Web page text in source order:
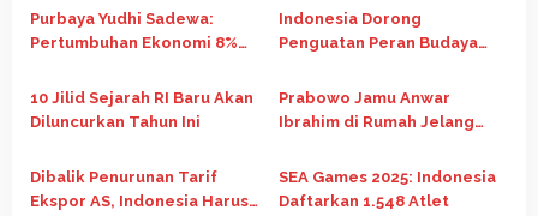
o
Futsal 2026
Purbaya Yudhi Sadewa:
Pertumbuhan Ekonomi 8%
Kelas Jadi Negara Maju
Indonesia Dorong
Penguatan Peran Budaya
di Forum G20 Afrika Selatan
10 Jilid Sejarah RI Baru Akan
Diluncurkan Tahun Ini
Prabowo Jamu Anwar
Ibrahim di Rumah Jelang
Dibalik Penurunan Tarif
Ekspor AS, Indonesia Harus
SEA Games 2025: Indonesia
Daftarkan 1.548 Atlet